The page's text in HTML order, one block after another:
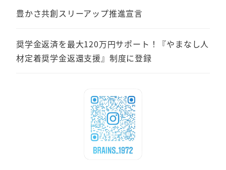
豊かさ共創スリーアップ推進宣言
奨学金返済を最大120万円サポート！『やまなし人
材定着奨学金返還支援』制度に登録